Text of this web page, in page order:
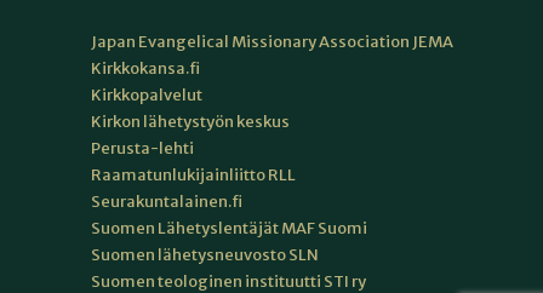
Japan Evangelical Missionary Association JEMA
Kirkkokansa.fi
Kirkkopalvelut
Kirkon lähetystyön keskus
Perusta-lehti
Raamatunlukijainliitto RLL
Seurakuntalainen.fi
Suomen Lähetyslentäjät MAF Suomi
Suomen lähetysneuvosto SLN
Suomen teologinen instituutti STI ry